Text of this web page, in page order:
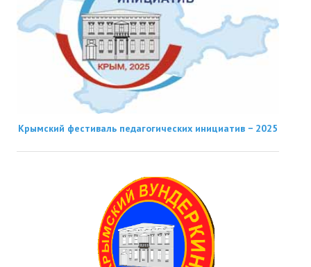
Крымский фестиваль педагогических инициатив − 2025